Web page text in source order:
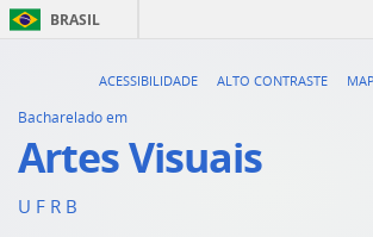
BRASIL
ACESSIBILIDADE ALTO CONTRASTE
Bacharelado em
Artes Visuais
U F R B